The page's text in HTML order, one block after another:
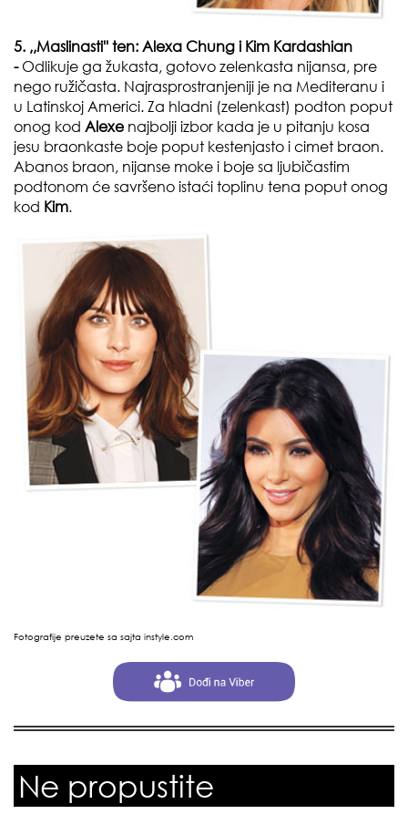
5. ,,Maslinasti'' ten: Alexa Chung i Kim Kardashian
- Odlikuje ga žukasta, gotovo zelenkasta nijansa, pre
nego ružičasta. Najrasprostranjeniji je na Mediteranu i
u Latinskoj Americi. Za hladni (zelenkast) podton poput
onog kod Alexe najbolji izbor kada je u pitanju kosa
jesu braonkaste boje poput kestenjasto i cimet braon.
Abanos braon, nijanse moke i boje sa ljubičastim
podtonom će savršeno istaći toplinu tena poput onog
kod Kim.
Fotografije preuzete sa sajta instyle.com
Ne propustite